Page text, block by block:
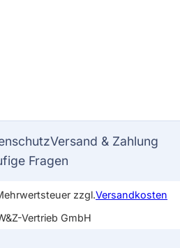
Versand & Zahlung
Fragen
zzgl.Versandkosten
Vertrieb GmbH